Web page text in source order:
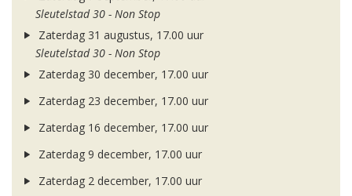
Sleutelstad 30 - Non Stop
Zaterdag 31 augustus, 17.00 uur
Sleutelstad 30 - Non Stop
Zaterdag 30 december, 17.00 uur
Zaterdag 23 december, 17.00 uur
Zaterdag 16 december, 17.00 uur
Zaterdag 9 december, 17.00 uur
Zaterdag 2 december, 17.00 uur